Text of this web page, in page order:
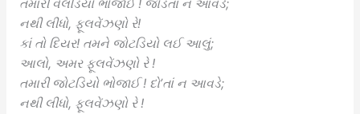
તમારી વેલડિયો ભોજાઈ ! જોડતાં ન આવડે;
નથી લીધો, ફૂલવેંઝણો રે!
કાં તો દિયર! તમને જોટડિયો લઈ આલું;
આલો, અમર ફૂલવેંઝણો રે !
તમારી જોટડિયો ભોજાઈ ! દો’તાં ન આવડે;
નથી લીધો, ફૂલવેંઝણો રે !